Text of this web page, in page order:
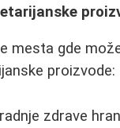
mesta gde
proizvode:
zdrave